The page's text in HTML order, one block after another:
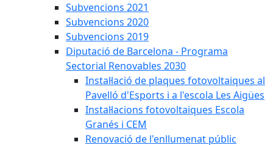
Subvencions 2021
Subvencions 2020
Subvencions 2019
Diputació de Barcelona - Programa
Sectorial Renovables 2030
Instal·lació de plaques fotovoltaiques al
Pavelló d'Esports i a l'escola Les Aigües
Instal·lacions fotovoltaiques Escola
Granés i CEM
Renovació de l'enllumenat públic